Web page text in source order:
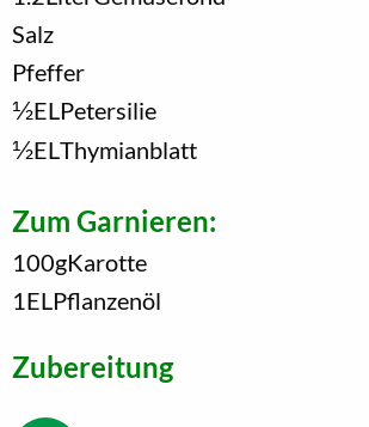
Salz
Pfeffer
1/2EL Petersilie
1/2EL Thymianblatt
Zum Garnieren:
100gKarotte
1 EL Pflanzenöl
Zubereitung